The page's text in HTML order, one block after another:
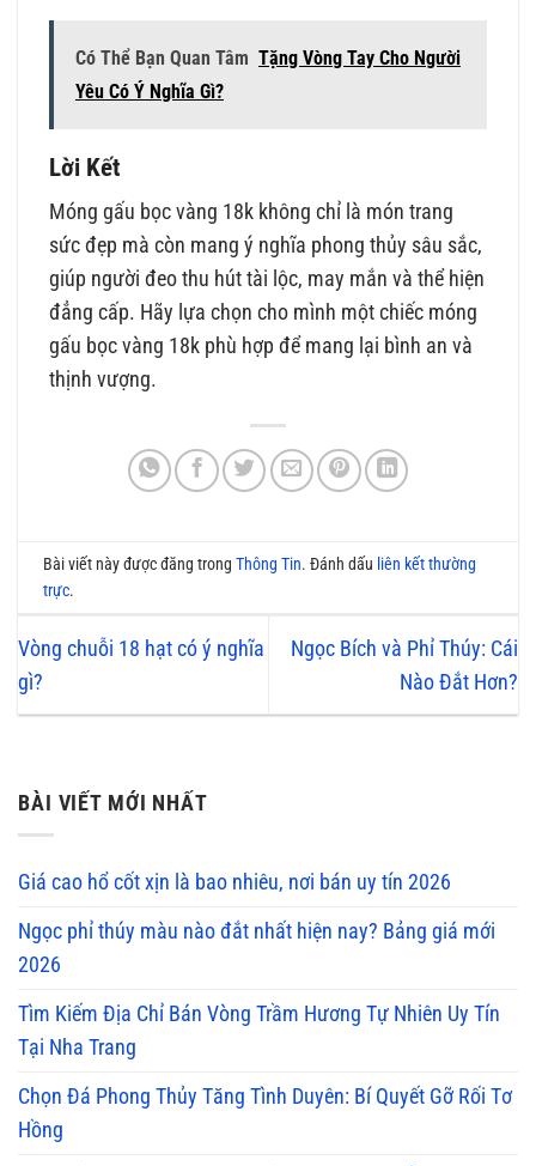
Có Thể Bạn Quan Tâm Tặng Vòng Tay Cho Người
Yêu Có Ý Nghĩa Gì?
Lời Kết
Móng gấu bọc vàng 18k không chỉ là món trang
sức đẹp mà còn mang ý nghĩa phong thủy sâu sắc,
giúp người đeo thu hút tài lộc, may mắn và thể hiện
đẳng cấp. Hãy lựa chọn cho mình một chiếc móng
gấu bọc vàng 18k phù hợp để mang lại bình an và
thịnh vượng.
Bài viết này được đăng trongThông Tin. Đánh dấu liên kết thường
trực.
Vòng chuỗi 18 hạt có ý nghĩa
gì?
Ngọc Bích và Phỉ Thúy: Cái
Nào Đắt Hơn?
BÀI VIẾT MỚI NHẤT
Giá cao hổ cốt xịn là bao nhiêu, nơi bán uy tín 2026
Ngọc phỉ thúy màu nào đắt nhất hiện nay? Bảng giá mới
2026
Tìm Kiếm Địa Chỉ Bán Vòng Trầm Hương Tự Nhiên Uy Tín
Tại Nha Trang
Chọn Đá Phong Thủy Tăng Tình Duyên: Bí Quyết Gỡ Rối Tơ
Hồng